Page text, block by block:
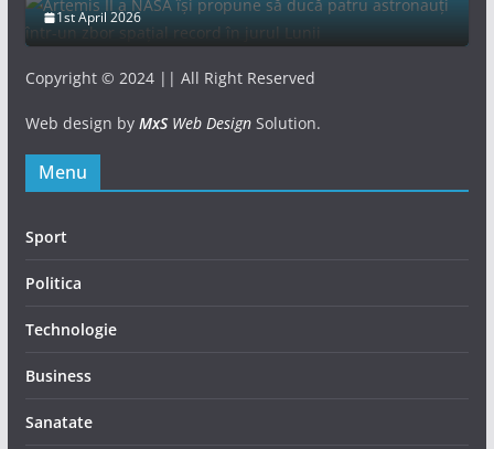
1st April 2026
Copyright © 2024 || All Right Reserved
Web design by MxSWeb DesignSolution.
Menu
Sport
Politica
Technologie
Business
Sanatate